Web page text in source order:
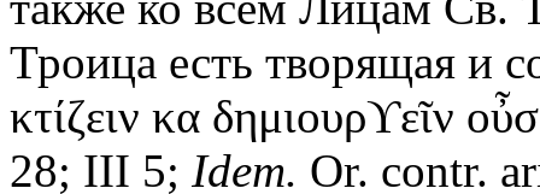
Троица есть творящая и
κτίζειν κα δημιουρϒεῖν
28; III 5; Idem. Or. contr.